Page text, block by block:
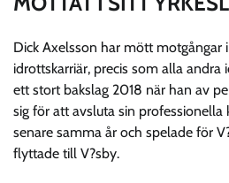
Dick Axelsson har mött motgångar
idrottskarriär, precis som alla
ett stort bakslag 2018 när han av
sig för att avsluta sin professionella
senare samma år och spelade för
flyttade till V?sby.